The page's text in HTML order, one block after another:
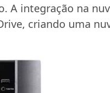
A integração na
criando uma